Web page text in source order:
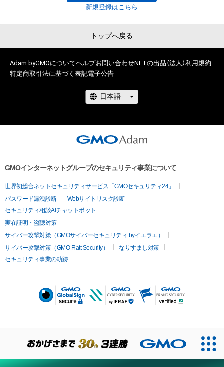
新規登録はこちら
トップへ戻る
Adam byGMOについてヘルプお問い合わせNFTの出品（法人）利用規約
特定商取引法に基づく表記電子公告
GMOインターネットグループのセキュリティ事業について
世界初総合ネットセキュリティサービス「GMOセキュリティ24」
パスワード漏洩診断
Webサイトリスク診断
セキュリティ相談AIチャットボット
実在証明・盗聴対策
サイバー攻撃対策（GMOサイバーセキュリティ byイエラエ）
サイバー攻撃対策（GMO Flatt Security）
なりすまし対策
セキュリティ事業の軌跡